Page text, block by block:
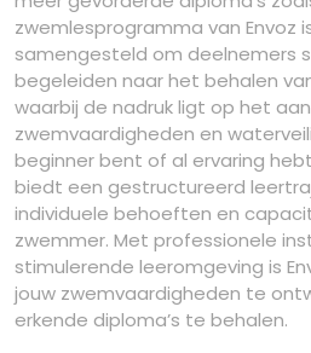
zwemlesprogramma van Envoz
samengesteld om deelnemers
begeleiden naar het behalen
waarbij de nadruk ligt op het
zwemvaardigheden en
beginner bent of al ervaring
biedt een gestructureerd
individuele behoeften en
zwemmer. Met professionele
stimulerende leeromgeving is
jouw zwemvaardigheden te
erkende diploma’s te behalen.